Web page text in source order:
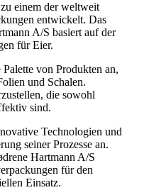
zu einem der weltweit
entwickelt. Das
A/S basiert auf der
für Eier.
von Produkten an,
und Schalen.
die sowohl
sind.
Technologien und
seiner Prozesse an.
Hartmann A/S
für den
Einsatz.